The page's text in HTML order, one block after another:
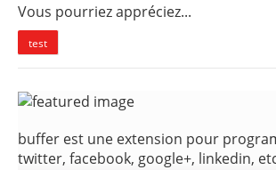
Vous pourriez appréciez...
test
buffer est une extension pour
twitter, facebook, google+, linkedin,